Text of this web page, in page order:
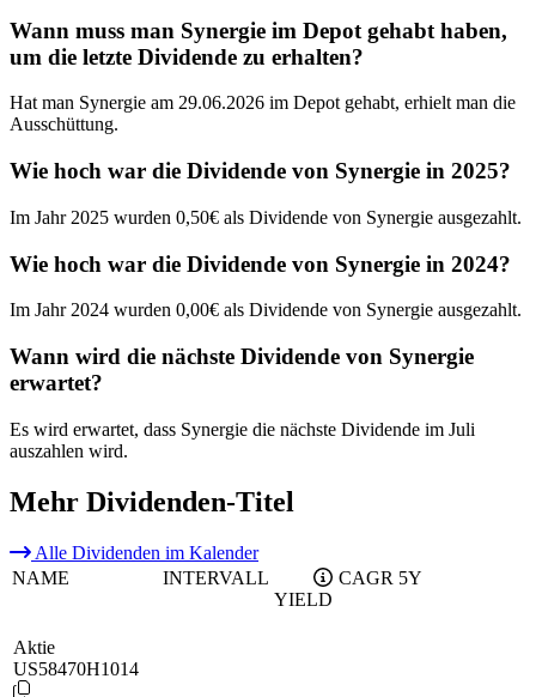
Wann muss man Synergie im Depot gehabt haben,
um die letzte Dividende zu erhalten?
Hat man Synergie am 29.06.2026 im Depot gehabt, erhielt man die
Ausschüttung.
Wie hoch war die Dividende von Synergie in 2025?
Im Jahr 2025 wurden 0,50€ als Dividende von Synergie ausgezahlt.
Wie hoch war die Dividende von Synergie in 2024?
Im Jahr 2024 wurden 0,00€ als Dividende von Synergie ausgezahlt.
Wann wird die nächste Dividende von Synergie
erwartet?
Es wird erwartet, dass Synergie die nächste Dividende im Juli
auszahlen wird.
Mehr Dividenden-Titel
Alle Dividenden im Kalender
NAME
INTERVALL
YIELD
CAGR 5Y
Aktie
US58470H1014